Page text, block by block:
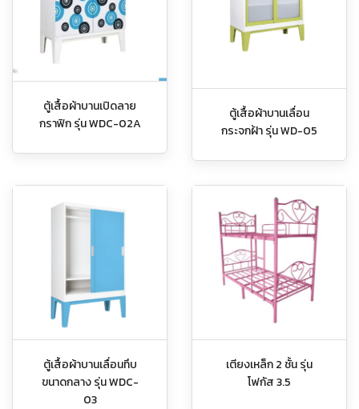
ตู้เสื้อผ้าบานเปิดลาย
กราฟิก รุ่น WDC-02A
ตู้เสื้อผ้าบานเลื่อน
กระจกฝ้า รุ่น WD-05
ตู้เสื้อผ้าบานเลื่อนทึบ
ขนาดกลาง รุ่น WDC-
03
เตียงเหล็ก 2 ชั้น รุ่น
โฟกัส 3.5